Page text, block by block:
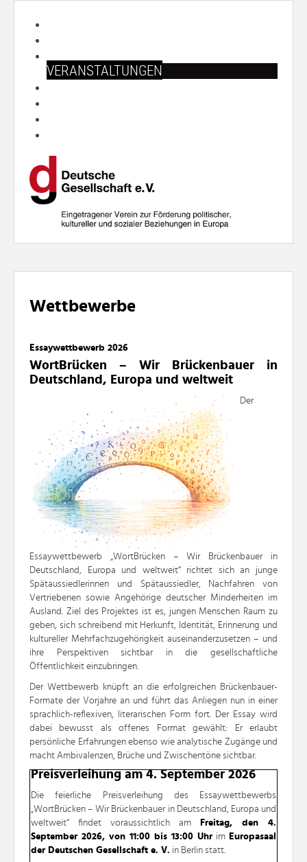
VERANSTALTUNGEN
PUBLIKATIONEN
Wettbewerbe
Essaywettbewerb 2026
WortBrücken – Wir Brückenbauer in
Deutschland, Europa und weltweit
Der
Essaywettbewerb „WortBrücken – Wir Brückenbauer in
Deutschland, Europa und weltweit“ richtet sich an junge
Spätaussiedlerinnen und Spätaussiedler, Nachfahren von
Vertriebenen sowie Angehörige deutscher Minderheiten im
Ausland. Ziel des Projektes ist es, jungen Menschen Raum zu
geben, sich schreibend mit Herkunft, Identität, Erinnerung und
kultureller Mehrfachzugehörigkeit auseinanderzusetzen – und
ihre Perspektiven sichtbar in die gesellschaftliche
Öffentlichkeit einzubringen.
Der Wettbewerb knüpft an die erfolgreichen Brückenbauer-
Formate der Vorjahre an und führt das Anliegen nun in einer
sprachlich-reflexiven, literarischen Form fort. Der Essay wird
dabei bewusst als offenes Format gewählt: Er erlaubt
persönliche Erfahrungen ebenso wie analytische Zugänge und
macht Ambivalenzen, Brüche und Zwischentöne sichtbar.
Preisverleihung am 4. September 2026
Die feierliche Preisverleihung des Essaywettbewerbs
„WortBrücken – Wir Brückenbauer in Deutschland, Europa und
weltweit“ findet voraussichtlich am
Freitag, den 4.
September 2026, von 11:00 bis 13:00 Uhrim Europasaal
der Deutschen Gesellschaft e. V. in Berlin statt.